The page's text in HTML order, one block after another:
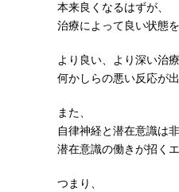
本来良くなるはずが、
治療によって良い状態
より良い、より深い治
何かしらの悪い反応が
また、
自律神経と潜在意識は
潜在意識の働きが招く
つまり、